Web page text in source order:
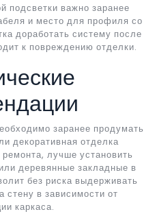
подсветки важно заранее
и место для профиля со
доработать систему после
к повреждению отделки.
заранее продумать
декоративная отделка
лучше установить
деревянные закладные в
без риска выдерживать
стену в зависимости от
каркаса.